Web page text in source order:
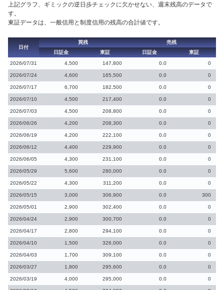
上記グラフ、ギミックの逆日歩チェックに欠かせない、週末残高のデータで
す。
東証データは、一般信用と制度信用の残高の合計値です。
日付
買残
売残
日証金
東証 日証金
東証
2026/07/31
4,500 147,800 0.0 0
2026/07/24 4,600 165,500 0.0 0
2026/07/17 6,700 182,500 0.0 0
2026/07/10 4,500 217,400 0.0 0
2026/07/03 4,500 208,800 0.0 0
2026/06/26 4,200 208,300 0.0 0
2026/06/19 4,200 222,100 0.0 0
2026/06/12 4,400 229,900 0.0 0
2026/06/05 4,300 231,100 0.0 0
2026/05/29 5,600 280,000 0.0 0
2026/05/22 4,300 311,200 0.0 0
2026/05/15 3,000 306,900 0.0 300
2026/05/01 2,900 302,400 0.0 0
2026/04/24 2,900 300,700 0.0 0
2026/04/17 2,800 294,100 0.0 0
2026/04/10 1,500 326,000 0.0 0
2026/04/03 1,700 309,100 0.0 0
2026/03/27 1,800 295,600 0.0 0
2026/03/19 4,000 295,000 0.0 0